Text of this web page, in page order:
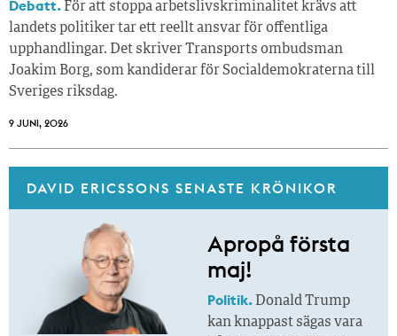
Debatt. För att stoppa arbetslivskriminalitet krävs att
landets politiker tar ett reellt ansvar för offentliga
upphandlingar. Det skriver Transports ombudsman
Joakim Borg, som kandiderar för Socialdemokraterna till
Sveriges riksdag.
9 JUNI, 2026
DAVID ERICSSONS SENASTE KRÖNIKOR
Apropå första
maj!
Politik. Donald Trump
kan knappast sägas vara